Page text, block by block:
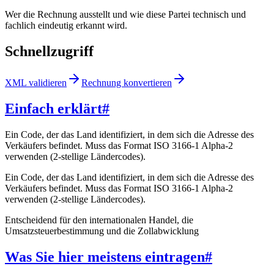
Wer die Rechnung ausstellt und wie diese Partei technisch und
fachlich eindeutig erkannt wird.
Schnellzugriff
XML validieren Rechnung konvertieren
Einfach erklärt#
Ein Code, der das Land identifiziert, in dem sich die Adresse des
Verkäufers befindet. Muss das Format ISO 3166-1 Alpha-2
verwenden (2-stellige Ländercodes).
Ein Code, der das Land identifiziert, in dem sich die Adresse des
Verkäufers befindet. Muss das Format ISO 3166-1 Alpha-2
verwenden (2-stellige Ländercodes).
Entscheidend für den internationalen Handel, die
Umsatzsteuerbestimmung und die Zollabwicklung
Was Sie hier meistens eintragen#